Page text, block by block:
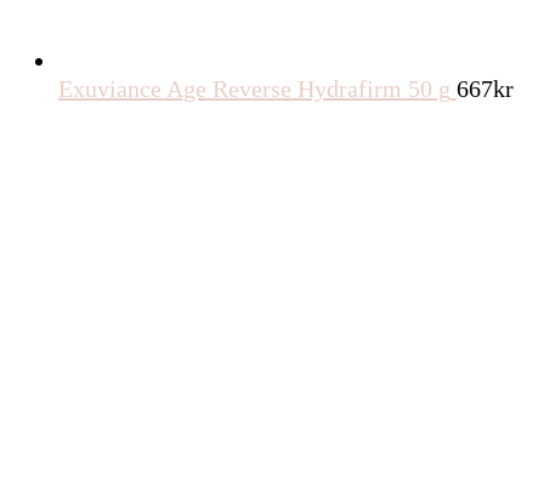
Exuviance Age Reverse Hydrafirm 50 g 667kr